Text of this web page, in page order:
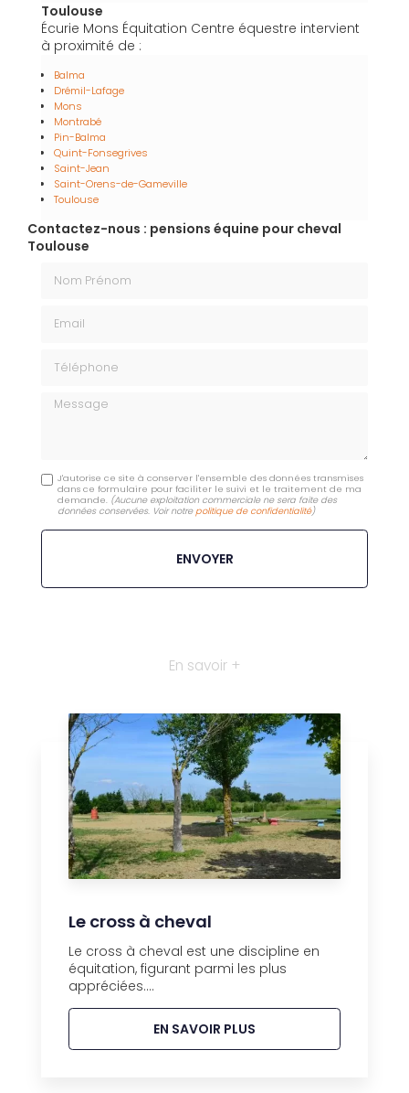
Toulouse
Écurie Mons Équitation Centre équestre intervient
à proximité de :
Balma
Drémil-Lafage
Mons
Montrabé
Pin-Balma
Quint-Fonsegrives
Saint-Jean
Saint-Orens-de-Gameville
Toulouse
Contactez-nous : pensions équine pour cheval
Toulouse
Message
J'autorise ce site à conserver l'ensemble des données transmises
dans ce formulaire pour faciliter le suivi et le traitement de ma
demande. (Aucune exploitation commerciale ne sera faite des
données conservées. Voir notrepolitique de confidentialité)
En savoir +
Le cross à cheval
Le cross à cheval est une discipline en
équitation, figurant parmi les plus
appréciées....
EN SAVOIR PLUS